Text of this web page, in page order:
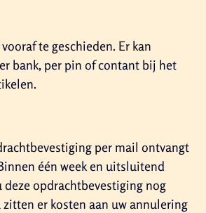
te geschieden. Er kan
bank, per pin of contant bij het
per mail ontvangt
één week en uitsluitend
opdrachtbevestiging nog
er kosten aan uw annulering